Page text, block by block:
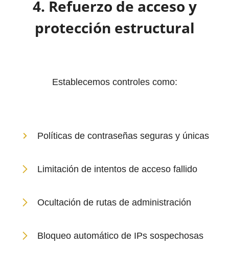
4. Refuerzo de acceso y
protección estructural
Establecemos controles como:
Políticas de contraseñas seguras y únicas
Limitación de intentos de acceso fallido
Ocultación de rutas de administración
Bloqueo automático de IPs sospechosas